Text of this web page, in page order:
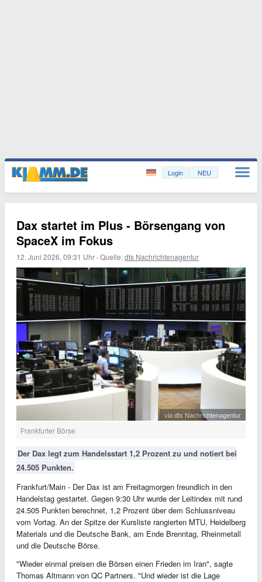
Login NEU
Dax startet im Plus - Börsengang von
SpaceX im Fokus
12. Juni 2026, 09:31 Uhr ·Quelle:dts Nachrichtenagentur
via dts Nachrichtenagentur
Frankfurter Börse
Der Dax legt zum Handelsstart 1,2 Prozent zu und notiert bei
24.505 Punkten.
Frankfurt/Main - Der Dax ist am Freitagmorgen freundlich in den
Handelstag gestartet. Gegen 9:30 Uhr wurde der Leitindex mit rund
24.505 Punkten berechnet, 1,2 Prozent über dem Schlussniveau
vom Vortag. An der Spitze der Kursliste rangierten MTU, Heidelberg
Materials und die Deutsche Bank, am Ende Brenntag, Rheinmetall
und die Deutsche Börse.
"Wieder einmal preisen die Börsen einen Frieden im Iran", sagte
Thomas Altmann von QC Partners. "Und wieder ist die Lage